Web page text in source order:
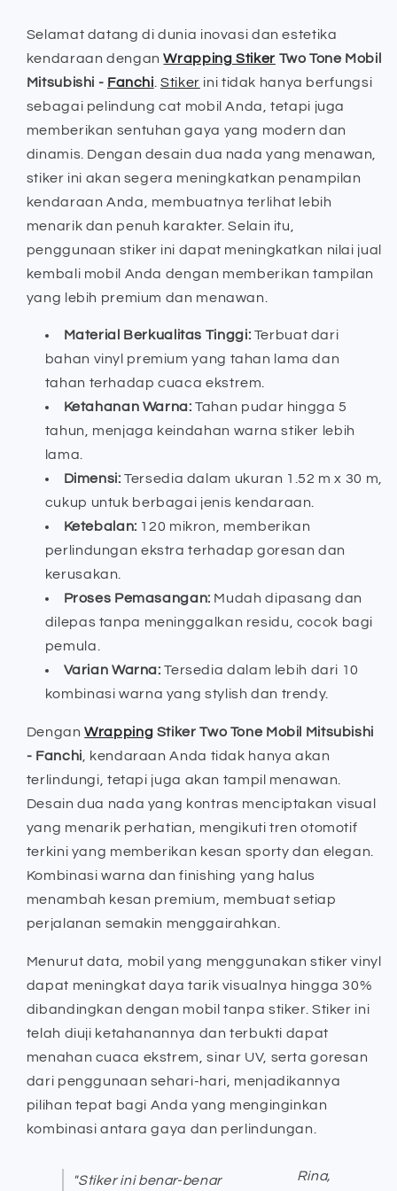
-
Fanchi
-
Fanchi
Selamat datang di dunia inovasi dan estetika
kendaraan denganWrapping Stiker Two Tone Mobil
Mitsubishi - Fanchi Stiker ini tidak hanya berfungsi
sebagai pelindung cat mobil Anda, tetapi juga
memberikan sentuhan gaya yang modern dan
dinamis. Dengan desain dua nada yang menawan,
stiker ini akan segera meningkatkan penampilan
kendaraan Anda, membuatnya terlihat lebih
menarik dan penuh karakter. Selain itu,
penggunaan stiker ini dapat meningkatkan nilai jual
kembali mobil Anda dengan memberikan tampilan
yang lebih premium dan menawan.
Material Berkualitas Tinggi: Terbuat dari
bahan vinyl premium yang tahan lama dan
tahan terhadap cuaca ekstrem.
Ketahanan Warna: Tahan pudar hingga 5
tahun, menjaga keindahan warna stiker lebih
lama.
Dimensi: Tersedia dalam ukuran 1.52 m x 30 m,
cukup untuk berbagai jenis kendaraan.
Ketebalan: 120 mikron, memberikan
perlindungan ekstra terhadap goresan dan
kerusakan.
Proses Pemasangan: Mudah dipasang dan
dilepas tanpa meninggalkan residu, cocok bagi
pemula.
Varian Warna: Tersedia dalam lebih dari 10
kombinasi warna yang stylish dan trendy.
DenganWrapping Stiker Two Tone Mobil Mitsubishi
- Fanchi , kendaraan Anda tidak hanya akan
terlindungi, tetapi juga akan tampil menawan.
Desain dua nada yang kontras menciptakan visual
yang menarik perhatian, mengikuti tren otomotif
terkini yang memberikan kesan sporty dan elegan.
Kombinasi warna dan finishing yang halus
menambah kesan premium, membuat setiap
perjalanan semakin menggairahkan.
Menurut data, mobil yang menggunakan stiker vinyl
dapat meningkat daya tarik visualnya hingga 30%
dibandingkan dengan mobil tanpa stiker. Stiker ini
telah diuji ketahanannya dan terbukti dapat
menahan cuaca ekstrem, sinar UV, serta goresan
dari penggunaan sehari-hari, menjadikannya
pilihan tepat bagi Anda yang menginginkan
kombinasi antara gaya dan perlindungan.
"Stiker ini benar-benar Rina,